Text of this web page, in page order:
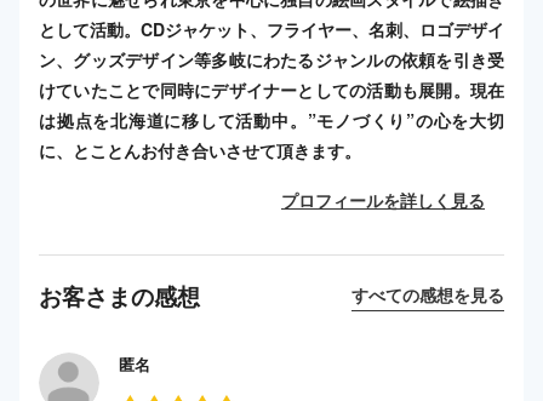
として活動。CDジャケット、フライヤー、名刺、ロゴデザイ
ン、グッズデザイン等多岐にわたるジャンルの依頼を引き受
けていたことで同時にデザイナーとしての活動も展開。現在
は拠点を北海道に移して活動中。”モノづくり”の心を大切
に、とことんお付き合いさせて頂きます。
プロフィールを詳しく見る
お客さまの感想 すべての感想を見る
匿名